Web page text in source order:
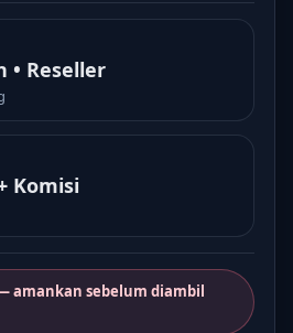
• Reseller
Komisi
amankan sebelum diambil